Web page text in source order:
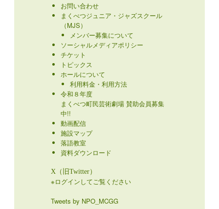
お問い合わせ
まくべつジュニア・ジャズスクール
（MJS）
メンバー募集について
ソーシャルメディアポリシー
チケット
トピックス
ホールについて
利用料金・利用方法
令和８年度
まくべつ町民芸術劇場 賛助会員募集
中!!
動画配信
施設マップ
落語教室
資料ダウンロード
X（旧Twitter）
※ログインしてご覧ください
Tweets by NPO_MCGG